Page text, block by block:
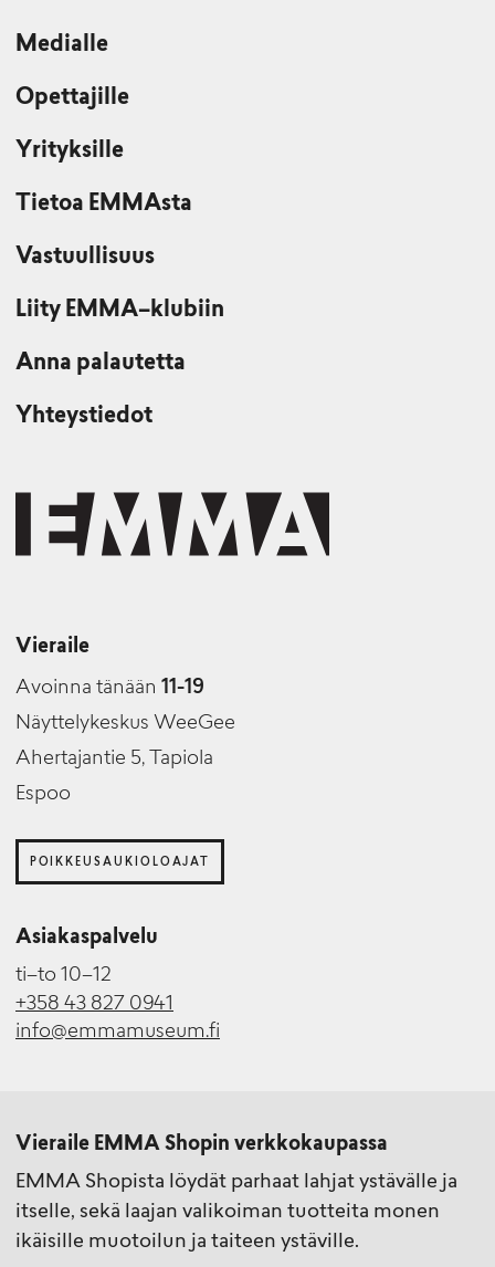
Medialle
Opettajille
Yrityksille
Tietoa EMMAsta
Vastuullisuus
Liity EMMA–klubiin
Anna palautetta
Yhteystiedot
Vieraile
Avoinna tänään 11-19
Näyttelykeskus WeeGee
Ahertajantie 5, Tapiola
Espoo
POIKKEUSAUKIOLOAJAT
Asiakaspalvelu
ti–to 10–12
+358 43 827 0941
info@emmamuseum.fi
Vieraile EMMA Shopin verkkokaupassa
EMMA Shopista löydät parhaat lahjat ystävälle ja
itselle, sekä laajan valikoiman tuotteita monen
ikäisille muotoilun ja taiteen ystäville.